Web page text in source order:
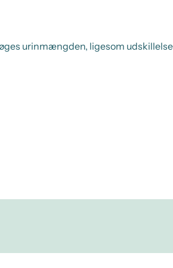
urinmængden, ligesom